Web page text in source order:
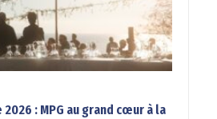
: MPG au grand cœur à la